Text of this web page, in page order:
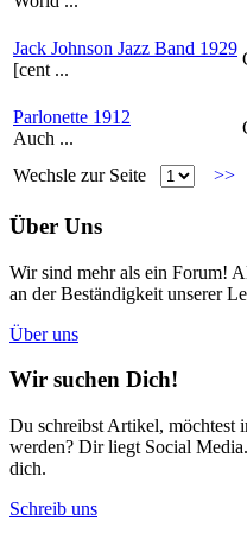
Jack Johnson Jazz Band 1929
[cent ...
Parlonette 1912
Auch ...
Wechsle zur Seite
>>
Über Uns
Wir sind mehr als ein Forum!
an der Beständigkeit unserer
Über uns
Wir suchen Dich!
Du schreibst Artikel, möchtest
werden? Dir liegt Social
dich.
Schreib uns